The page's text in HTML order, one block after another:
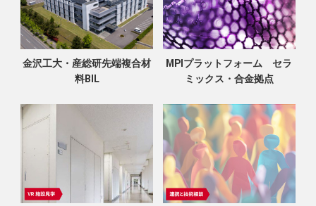
金沢工大・産総研先端複合材
料BIL
MPIプラットフォーム セラ
ミックス・合金拠点